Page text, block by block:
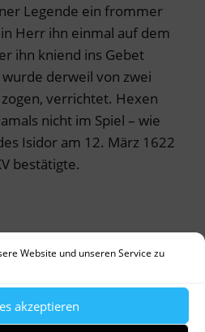
Website und unseren Service zu
akzeptieren
Legende ein frommer
Herr ihn einmal auf dem
ihn kniend ins Gebet
derweil von zwei
verrichtet. Hexen
nicht im Spiel – wie
Isidor am 12. März 1622
bestätigte.
Willi
zum Isidoribund zur
gehört ein Auszug aus